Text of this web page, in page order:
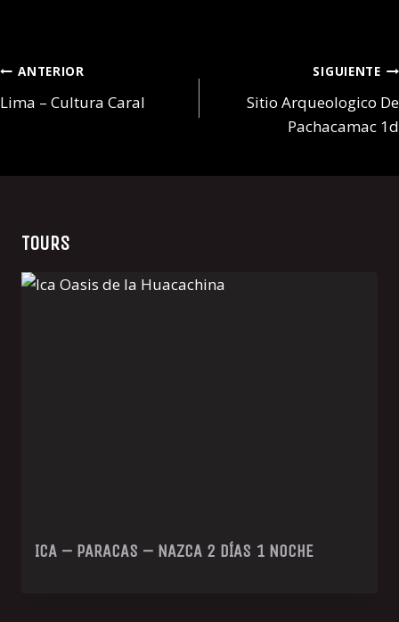
Navegación
de
ANTERIOR
Lima – Cultura Caral
SIGUIENTE
Sitio Arqueologico De
Pachacamac 1d
TOURS
ICA – PARACAS – NAZCA 2 DÍAS 1 NOCHE